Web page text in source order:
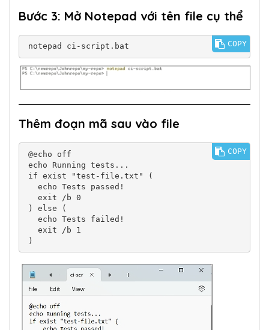
Bước 3: Mở Notepad với tên file cụ thể
COPY
Thêm đoạn mã sau vào file
@echo off
echo Running tests...
if exist "test-file.txt" (
) else (
COPY